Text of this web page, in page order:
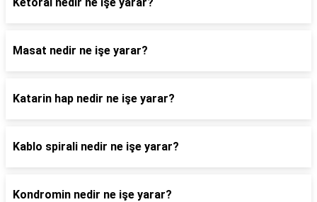
Masat nedir ne işe yarar?
Katarin hap nedir ne işe yarar?
Kablo spirali nedir ne işe yarar?
Kondromin nedir ne işe yarar?